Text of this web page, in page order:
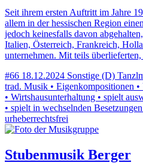
Seit ihrem ersten Auftritt im Jahre
allem in der hessischen Region
jedoch keinesfalls davon
Italien, Österreich, Frankreich,
unternehmen. Mit teils
#66 18.12.2024 Sonstige (D)
trad. Musik • Eigenkompositionen •
• Wirtshausunterhaltung • spielt
• spielt in wechselnden
urheberrechtsfrei
Stubenmusik Berger